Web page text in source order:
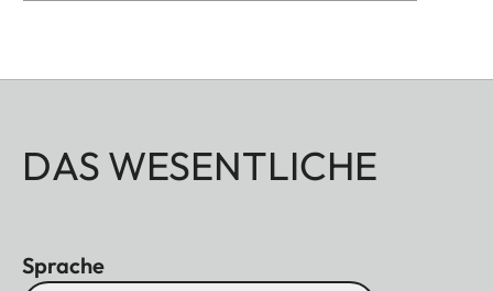
DAS WESENTLICHE
Sprache